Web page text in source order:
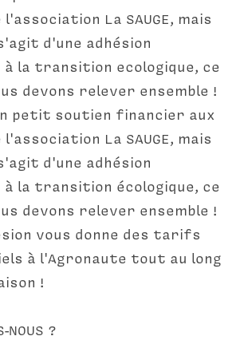
La SAUGE, mais
d'une adhésion
à la transition ecologique, ce
devons relever ensemble !
petit soutien financier aux
La SAUGE, mais
d'une adhésion
à la transition écologique, ce
devons relever ensemble !
vous donne des tarifs
à l'Agronaute tout au long
!
NOUS ?